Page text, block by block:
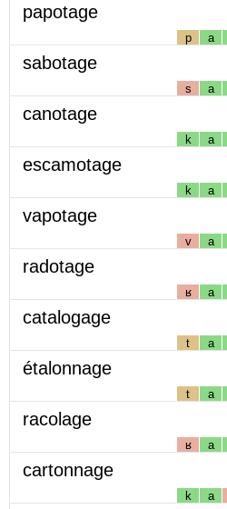
papotage
p a
sabotage
s a
canotage
k a
escamotage
k a
vapotage
v a
radotage
ʁ a
catalogage
t a
étalonnage
t a
racolage
ʁ a
cartonnage
k a